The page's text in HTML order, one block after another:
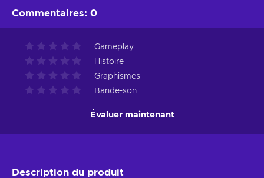
Commentaires: 0
Gameplay
Histoire
Graphismes
Bande-son
Évaluer maintenant
Description du produit